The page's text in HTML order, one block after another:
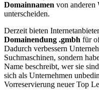
Domainnamen von anderen
unterscheiden.
Derzeit bieten
Domainendung .gmbh für
Dadurch verbessern
Suchmaschinen, sondern
Name beschreibt, wer sie
sich als Unternehmen
Vorreservierung neuer Top